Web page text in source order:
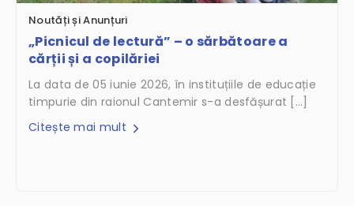
Noutăți și Anunțuri
„Picnicul de lectură” – o sărbătoare a
cărții și a copilăriei
La data de 05 iunie 2026, în instituțiile de educație
timpurie din raionul Cantemir s-a desfășurat […]
Citește mai mult